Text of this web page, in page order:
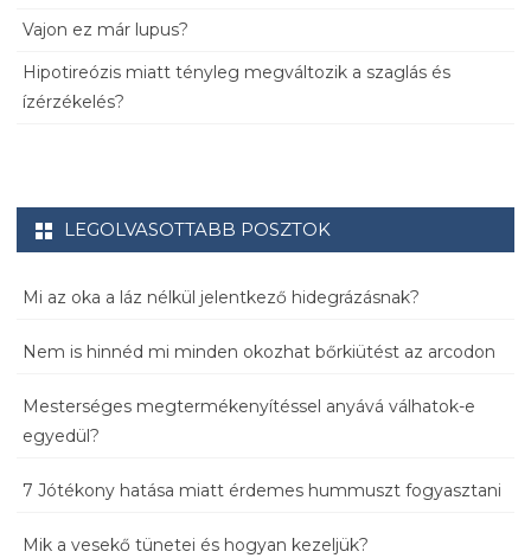
Vajon ez már lupus?
Hipotireózis miatt tényleg megváltozik a szaglás és
ízérzékelés?
LEGOLVASOTTABB POSZTOK
Mi az oka a láz nélkül jelentkező hidegrázásnak?
Nem is hinnéd mi minden okozhat bőrkiütést az arcodon
Mesterséges megtermékenyítéssel anyává válhatok-e
egyedül?
7 Jótékony hatása miatt érdemes hummuszt fogyasztani
Mik a vesekő tünetei és hogyan kezeljük?